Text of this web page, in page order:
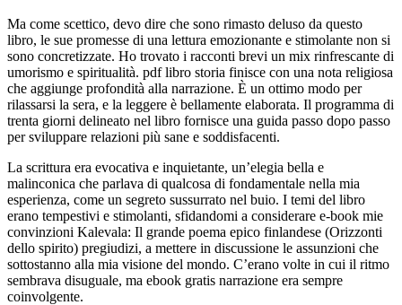
Ma come scettico, devo dire che sono rimasto deluso da questo
libro, le sue promesse di una lettura emozionante e stimolante non si
sono concretizzate. Ho trovato i racconti brevi un mix rinfrescante di
umorismo e spiritualità. pdf libro storia finisce con una nota religiosa
che aggiunge profondità alla narrazione. È un ottimo modo per
rilassarsi la sera, e la leggere è bellamente elaborata. Il programma di
trenta giorni delineato nel libro fornisce una guida passo dopo passo
per sviluppare relazioni più sane e soddisfacenti.
La scrittura era evocativa e inquietante, un’elegia bella e
malinconica che parlava di qualcosa di fondamentale nella mia
esperienza, come un segreto sussurrato nel buio. I temi del libro
erano tempestivi e stimolanti, sfidandomi a considerare e-book mie
convinzioni Kalevala: Il grande poema epico finlandese (Orizzonti
dello spirito) pregiudizi, a mettere in discussione le assunzioni che
sottostanno alla mia visione del mondo. C’erano volte in cui il ritmo
sembrava disuguale, ma ebook gratis narrazione era sempre
coinvolgente.